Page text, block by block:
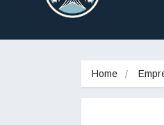
Home